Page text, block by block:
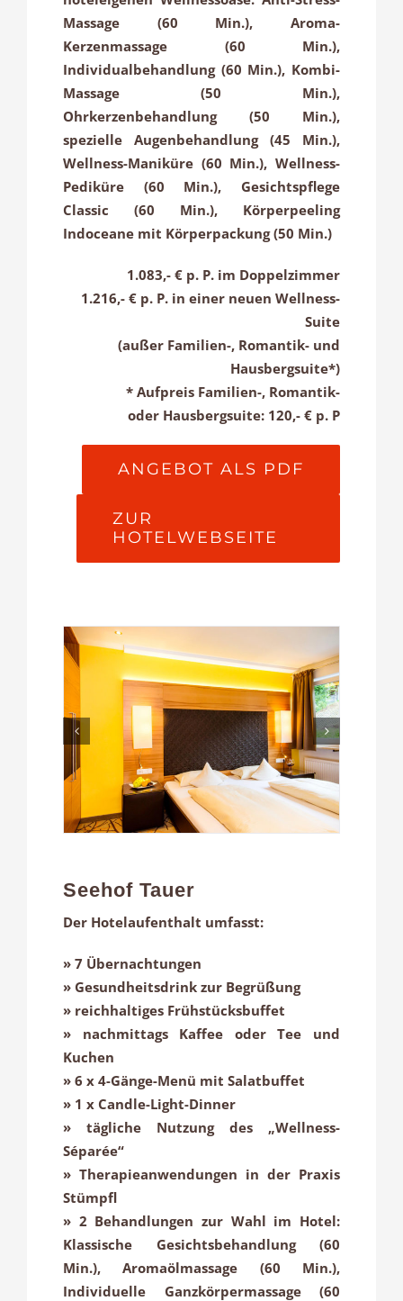
Massage (60 Min.), Aroma-
Kerzenmassage (60 Min.),
Individualbehandlung (60 Min.), Kombi-
Massage (50 Min.),
Ohrkerzenbehandlung (50 Min.),
spezielle Augenbehandlung (45 Min.),
Wellness-Maniküre (60 Min.), Wellness-
Pediküre (60 Min.), Gesichtspflege
Classic (60 Min.), Körperpeeling
Indoceane mit Körperpackung (50 Min.)
1.083,- € p. P. im Doppelzimmer
1.216,- € p. P. in einer neuen Wellness-
Suite
(außer Familien-, Romantik- und
Hausbergsuite*)
* Aufpreis Familien-, Romantik-
oder Hausbergsuite: 120,- € p. P
ANGEBOT ALS PDF
ZUR
HOTELWEBSEITE
Seehof Tauer
Der Hotelaufenthalt umfasst:
» 7 Übernachtungen
» Gesundheitsdrink zur Begrüßung
» reichhaltiges Frühstücksbuffet
» nachmittags Kaffee oder Tee und
Kuchen
» 6 x 4-Gänge-Menü mit Salatbuffet
» 1 x Candle-Light-Dinner
» tägliche Nutzung des „Wellness-
Séparée“
» Therapieanwendungen in der Praxis
Stümpfl
» 2 Behandlungen zur Wahl im Hotel:
Klassische Gesichtsbehandlung (60
Min.), Aromaölmassage (60 Min.),
Individuelle Ganzkörpermassage (60